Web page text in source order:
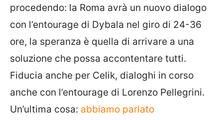
procedendo: la Roma avrà un nuovo dialogo
con l’entourage di Dybala nel giro di 24-36
ore, la speranza è quella di arrivare a una
soluzione che possa accontentare tutti.
Fiducia anche per Celik, dialoghi in corso
anche con l’entourage di Lorenzo Pellegrini.
Un’ultima cosa: abbiamo parlato